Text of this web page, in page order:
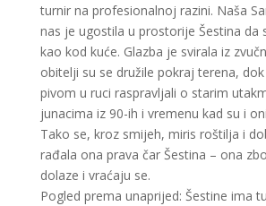
turnir na profesionalnoj razini. Naša
nas je ugostila u prostorije Šestina da
kao kod kuće. Glazba je svirala iz
obitelji su se družile pokraj terena,
pivom u ruci raspravljali o starim
junacima iz 90-ih i vremenu kad su i
Tako se, kroz smijeh, miris roštilja i
rađala ona prava čar Šestina – ona
dolaze i vraćaju se.
Pogled prema unaprijed: Šestine ima